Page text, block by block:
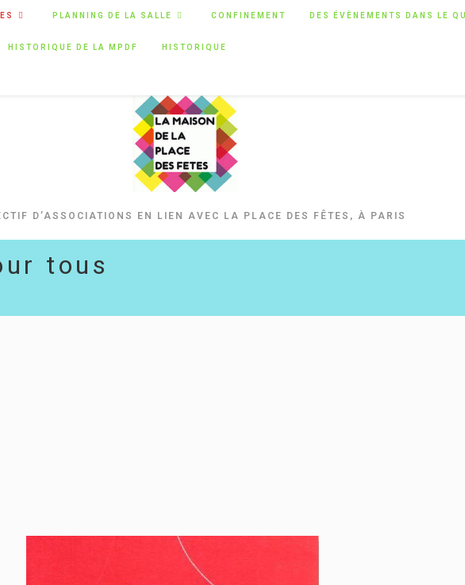
PLANNING DE LA SALLE CONFINEMENT DES ÉVÈNEMENTS DANS LE
HISTORIQUE DE LA MPDF HISTORIQUE
D’ASSOCIATIONS EN LIEN AVEC LA PLACE DES FÊTES, À PARIS
tous